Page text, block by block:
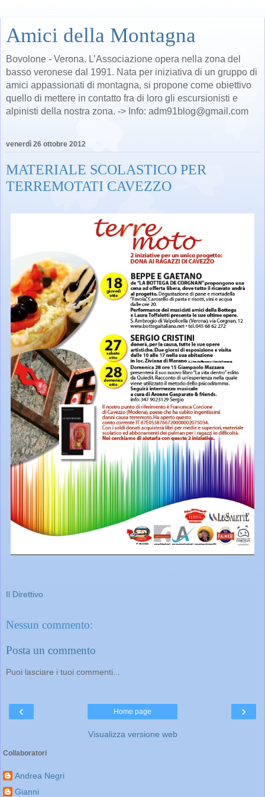
Amici della Montagna
Bovolone - Verona. L’Associazione opera nella zona del
basso veronese dal 1991. Nata per iniziativa di un gruppo di
amici appassionati di montagna, si propone come obiettivo
quello di mettere in contatto fra di loro gli escursionisti e
alpinisti della nostra zona. -> Info: adm91blog@gmail.com
venerdì 26 ottobre 2012
MATERIALE SCOLASTICO PER
TERREMOTATI CAVEZZO
Il Direttivo
Nessun commento:
Posta un commento
Puoi lasciare i tuoi commenti...
‹ ›
Home page
Visualizza versione web
Collaboratori
Andrea Negri
Gianni